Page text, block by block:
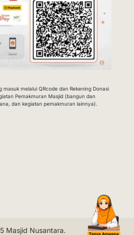
melalui QRcode dan Rekening Donasi
Pemakmuran Masjid (bangun dan
dan kegiatan pemakmuran lainnya).
Masjid Nusantara.